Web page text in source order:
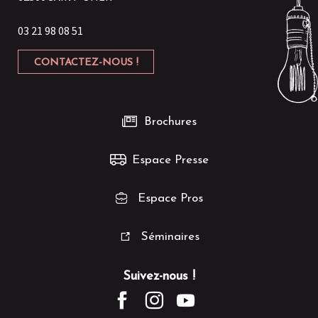
03 21 98 08 51
CONTACTEZ-NOUS !
Suivez-nous !
Brochures
Espace Presse
Espace Pros
Séminaires